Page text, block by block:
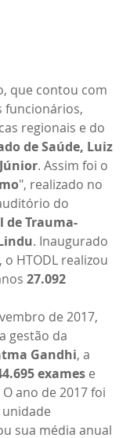
que contou com
funcionários,
regionais e do
de Saúde, Luiz
. Assim foi o
", realizado no
do
de Trauma-
. Inaugurado
HTODL realizou
27.092
de 2017,
gestão da
Gandhi, a
exames e
O ano de 2017 foi
sua média anual